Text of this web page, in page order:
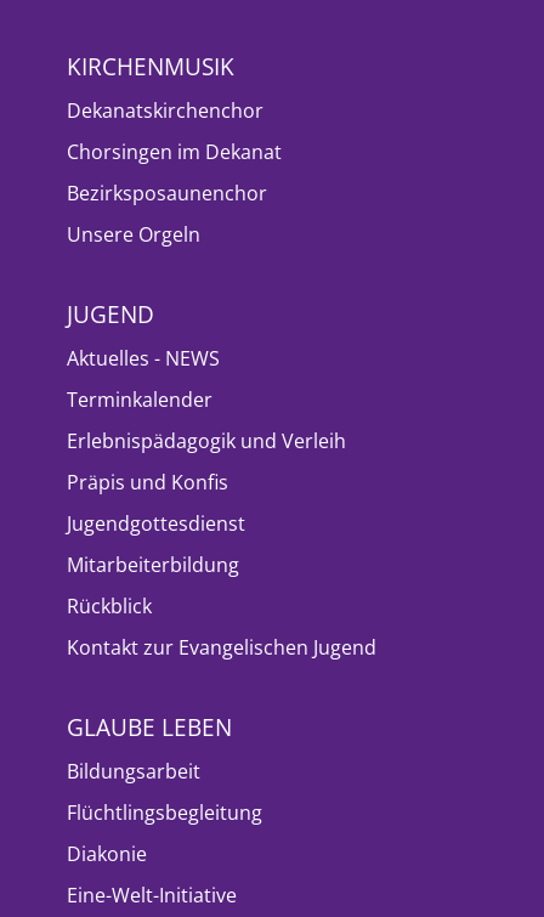
KIRCHENMUSIK
Dekanatskirchenchor
Chorsingen im Dekanat
Bezirksposaunenchor
Unsere Orgeln
JUGEND
Aktuelles - NEWS
Terminkalender
Erlebnispädagogik und Verleih
Präpis und Konfis
Jugendgottesdienst
Mitarbeiterbildung
Rückblick
Kontakt zur Evangelischen Jugend
GLAUBE LEBEN
Bildungsarbeit
Flüchtlingsbegleitung
Diakonie
Eine-Welt-Initiative